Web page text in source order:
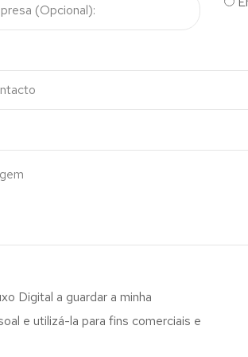
Digital a guardar a minha
e utilizá-la para fins comerciais e